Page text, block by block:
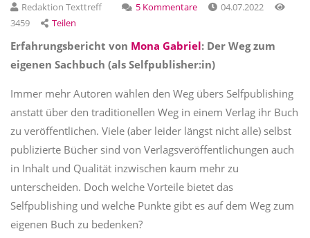
Redaktion Texttreff 5 Kommentare
04.07.2022
3459
Teilen
Erfahrungsbericht von Mona Gabriel: Der Weg zum
eigenen Sachbuch (als Selfpublisher:in)
Immer mehr Autoren wählen den Weg übers Selfpublishing
anstatt über den traditionellen Weg in einem Verlag ihr Buch
zu veröffentlichen. Viele (aber leider längst nicht alle) selbst
publizierte Bücher sind von Verlagsveröffentlichungen auch
in Inhalt und Qualität inzwischen kaum mehr zu
unterscheiden. Doch welche Vorteile bietet das
Selfpublishing und welche Punkte gibt es auf dem Weg zum
eigenen Buch zu bedenken?